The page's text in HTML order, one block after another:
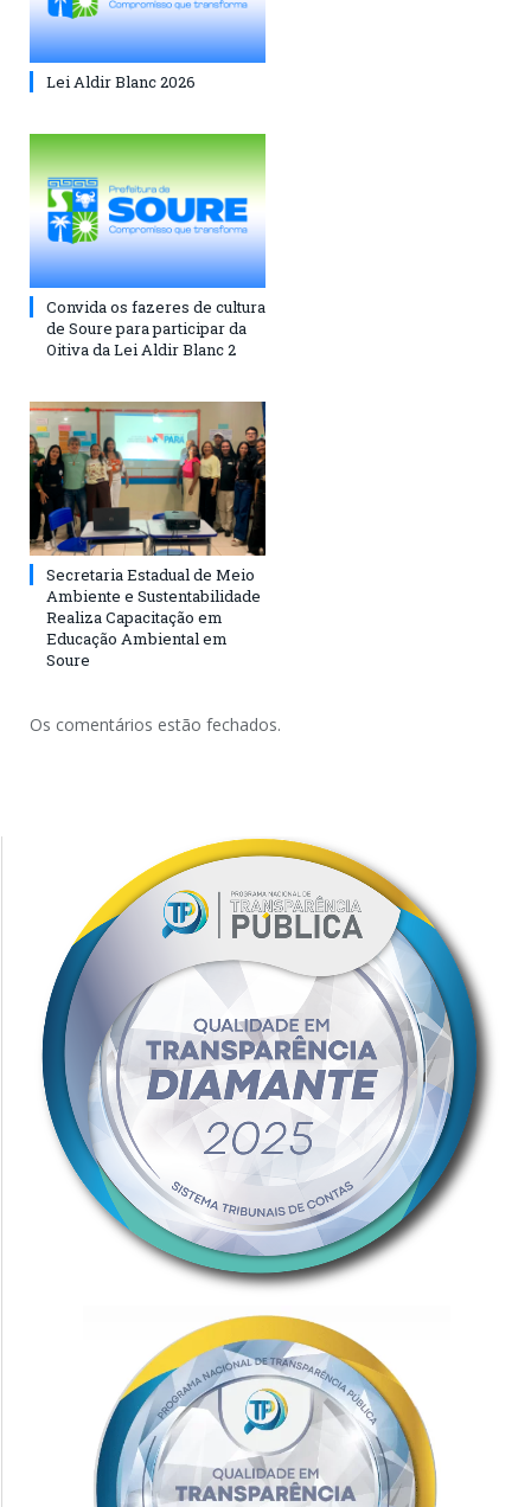
Lei Aldir Blanc 2026
Convida os fazeres de cultura
de Soure para participar da
Oitiva da Lei Aldir Blanc 2
Secretaria Estadual de Meio
Ambiente e Sustentabilidade
Realiza Capacitação em
Educação Ambiental em
Soure
Os comentários estão fechados.